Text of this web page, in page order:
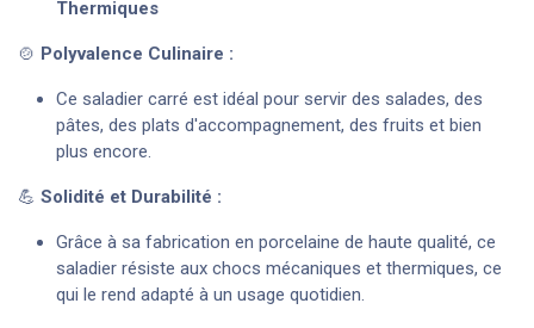
Thermiques
🍲 Polyvalence Culinaire :
Ce saladier carré est idéal pour servir des salades, des
pâtes, des plats d'accompagnement, des fruits et bien
plus encore.
💪 Solidité et Durabilité :
Grâce à sa fabrication en porcelaine de haute qualité, ce
saladier résiste aux chocs mécaniques et thermiques, ce
qui le rend adapté à un usage quotidien.